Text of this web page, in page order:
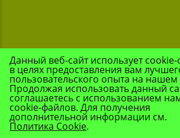
Данный веб-сайт использует
в целях предоставления вам
пользовательского опыта на нашем
Продолжая использовать данный
соглашаетесь с использованием
cookie-файлов. Для получения
дополнительной информации см.
Политика Cookie.